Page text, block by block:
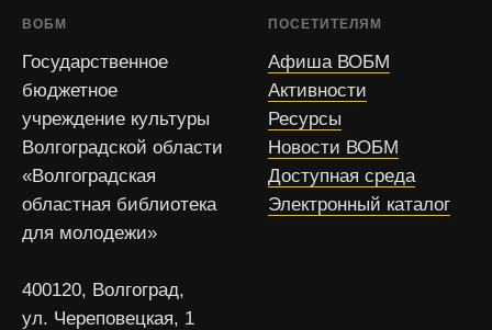
ВОБМ
Государственное
бюджетное
учреждение культуры
Волгоградской области
«Волгоградская
областная библиотека
для молодежи»
400120, Волгоград,
ул. Череповецкая, 1
ПОСЕТИТЕЛЯМ
Афиша ВОБМ
Активности
Ресурсы
Новости ВОБМ
Доступная среда
Электронный каталог